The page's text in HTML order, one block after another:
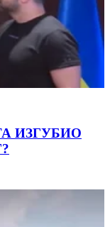
ИЗГУБИО